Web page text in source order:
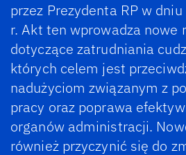
przez Prezydenta RP w
r. Akt ten wprowadza nowe
dotyczące zatrudniania
których celem jest
nadużyciom związanym z
pracy oraz poprawa
organów administracji.
również przyczynić się do